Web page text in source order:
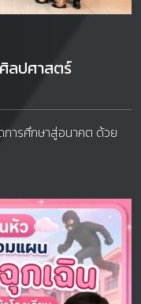
ลปศาสตร์
การศึกษาสู่อนาคต ด้วย